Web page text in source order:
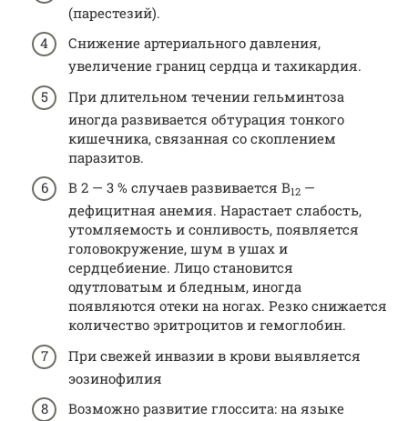
(парестезий).
Снижение артериального давления,
увеличение границ сердца и тахикардия.
При длительном течении гельминтоза
иногда развивается обтурация тонкого
кишечника, связанная со скоплением
паразитов.
В 2 — 3 % случаев развивается В12 —
дефицитная анемия. Нарастает слабость,
утомляемость и сонливость, появляется
головокружение, шум в ушах и
сердцебиение. Лицо становится
одутловатым и бледным, иногда
появляются отеки на ногах. Резко снижается
количество эритроцитов и гемоглобин.
При свежей инвазии в крови выявляется
эозинофилия
Возможно развитие глоссита: на языке